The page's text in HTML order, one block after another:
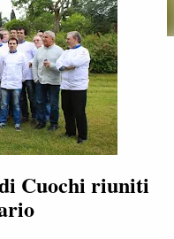
Cuochi riuniti